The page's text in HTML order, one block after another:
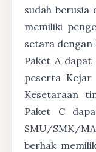
sudah berusia
memiliki
setara dengan
Paket A dapat
peserta
Kesetaraan
Paket C
SMU/SMK/
berhak